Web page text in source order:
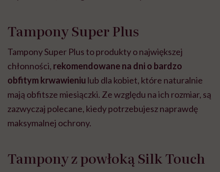
Tampony Super Plus
Tampony Super Plus to produkty o największej
chłonności, rekomendowane na dni o bardzo
obfitym krwawieniu lub dla kobiet, które naturalnie
mają obfitsze miesiączki. Ze względu na ich rozmiar, są
zazwyczaj polecane, kiedy potrzebujesz naprawdę
maksymalnej ochrony.
Tampony z powłoką Silk Touch